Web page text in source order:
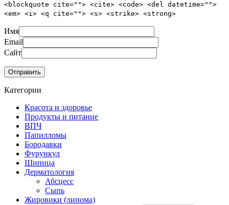
<blockquote cite=""> <cite> <code> <del datetime="">
<em> <i> <q cite=""> <s> <strike> <strong>
Имя
Email
Сайт
Категории
Красота и здоровье
Продукты и питание
ВПЧ
Папилломы
Бородавки
Фурункул
Шипица
Дерматология
Абсцесс
Сыпь
Жировики (липома)